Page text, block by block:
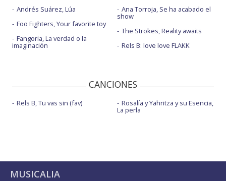
Andrés Suárez, Lúa
Foo Fighters, Your favorite toy
Fangoria, La verdad o la
imaginación
Ana Torroja, Se ha acabado el
show
The Strokes, Reality awaits
Rels B: love love FLAKK
CANCIONES
Rels B, Tu vas sin (fav) Rosalía y Yahritza y su Esencia,
La perla
MUSICALIA